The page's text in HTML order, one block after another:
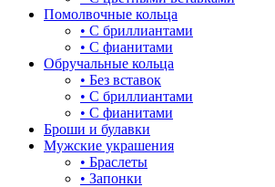
Помолвочные кольца
• С бриллиантами
• С фианитами
Обручальные кольца
• Без вставок
• С бриллиантами
• С фианитами
Броши и булавки
Мужские украшения
• Браслеты
• Запонки